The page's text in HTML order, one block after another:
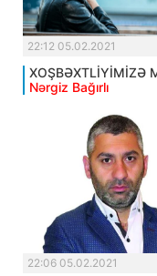
22:12 05.02.2021
XOŞBƏXTLİYİMİZƏ
Nərgiz Bağırlı
22:06 05.02.2021